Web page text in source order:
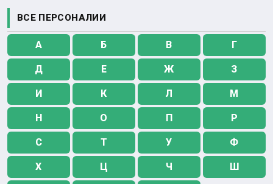
ВСЕ ПЕРСОНАЛИИ
А Б В Г
Д Е Ж З
И К Л М
Н О П Р
С Т У Ф
Х Ц Ч Ш